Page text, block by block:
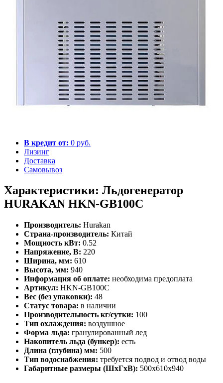
В кредит от: 0 руб.
Лизинг
Доставка
Самовывоз
Характеристики: Льдогенератор
HURAKAN HKN-GB100C
Производитель: Hurakan
Страна-производитель: Китай
Мощность кВт: 0.52
Напряжение, В: 220
Ширина, мм: 610
Высота, мм: 940
Информация об оплате: необходима предоплата
Артикул: HKN-GB100C
Вес (без упаковки): 48
Статус товара: в наличии
Производительность кг/сутки: 100
Тип охлаждения: воздушное
Форма льда: гранулированный лед
Накопитель льда (бункер): есть
Длина (глубина) мм: 500
Тип водоснабжения: требуется подвод и отвод воды
Габаритные размеры (ШхГхВ): 500х610х940